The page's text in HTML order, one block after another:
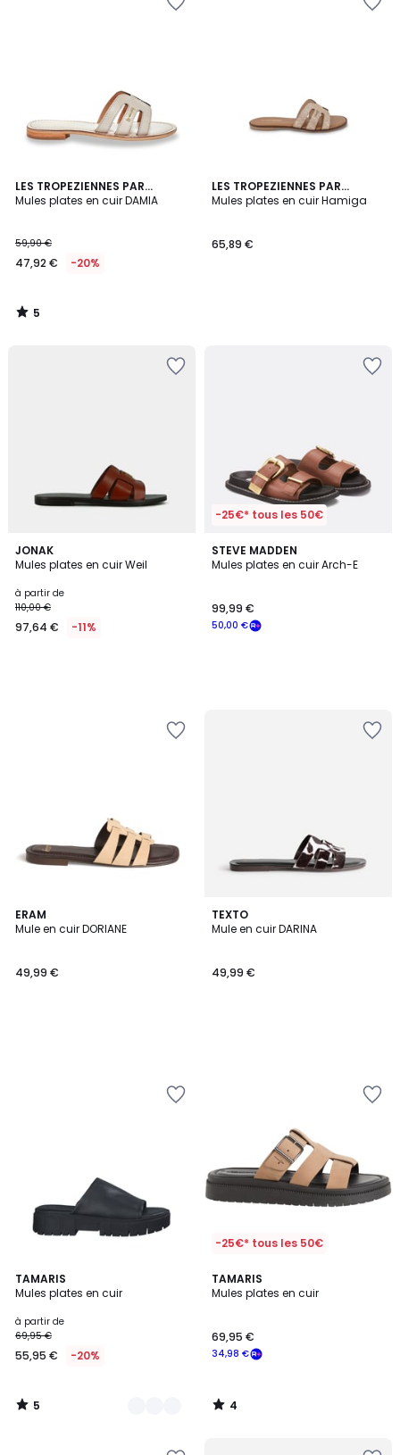
LES TROPEZIENNES PAR
M.BELARBI
Mules plates en cuir DAMIA
59,90 €
47,92 € -20%
5
/
5
/
LES TROPEZIENNES PAR
M.BELARBI
Mules plates en cuir Hamiga
65,89 €
JONAK
Mules plates en cuir Weil
à partir de
110,00 €
97,64 € -11%
-25€* tous les 50€
STEVE MADDEN
Mules plates en cuir Arch-E
50,00 €
99,99 €
ERAM
Mule en cuir DORIANE
49,99 €
TEXTO
Mule en cuir DARINA
49,99 €
TAMARIS
Mules plates en cuir
à partir de
69,95 €
55,95 € -20%
5
/
2
Couleurs
5
/
-25€* tous les 50€
TAMARIS
Mules plates en cuir
34,98 €
69,95 €
4
/
4
/